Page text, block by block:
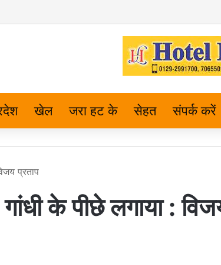
खेल जरा हट के सेहत संपर्क करें
प्रताप
के पीछे लगाया :